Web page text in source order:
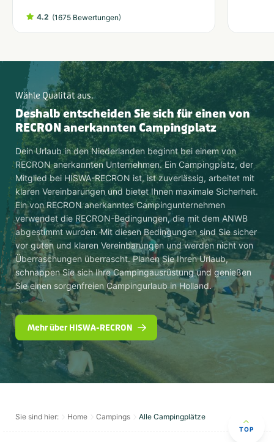
4.2 (1675 Bewertungen)
Wähle Qualität aus.
Deshalb entscheiden Sie sich für einen von
RECRON anerkannten Campingplatz
Dein Urlaub in den Niederlanden beginnt bei einem von
RECRON anerkannten Unternehmen. Ein Campingplatz, der
Mitglied bei HISWA-RECRON ist, ist zuverlässig, arbeitet mit
klaren Vereinbarungen und bietet Ihnen maximale Sicherheit.
Ein von RECRON anerkanntes Campingunternehmen
verwendet die RECRON-Bedingungen, die mit dem ANWB
abgestimmt wurden. Mit diesen Bedingungen sind Sie sicher
vor guten und klaren Vereinbarungen und werden nicht von
Überraschungen überrascht. Planen Sie Ihren Urlaub,
schnappen Sie sich Ihre Campingausrüstung und genießen
Sie einen sorgenfreien Campingurlaub in Holland.
Mehr über HISWA-RECRON
Sie sind hier: Home Campings Alle Campingplätze
TOP